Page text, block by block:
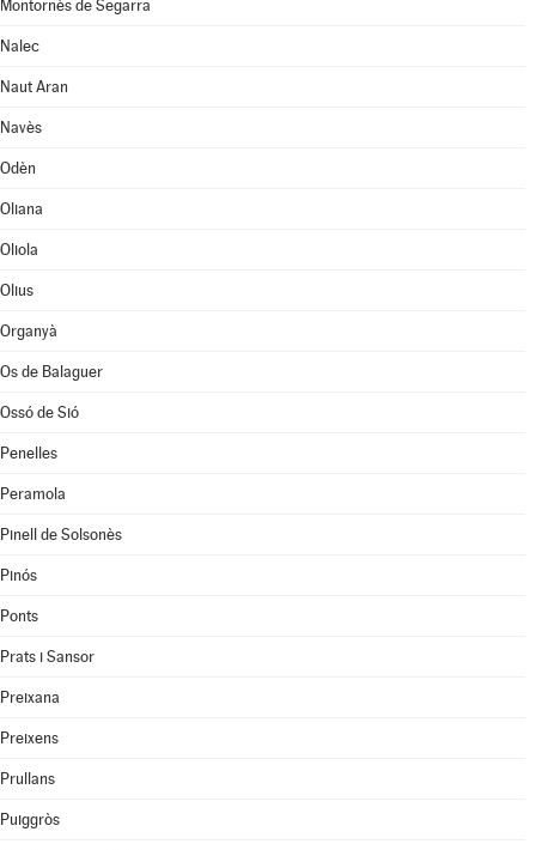
Montornès de Segarra
Nalec
Naut Aran
Navès
Odèn
Oliana
Oliola
Olius
Organyà
Os de Balaguer
Ossó de Sió
Penelles
Peramola
Pinell de Solsonès
Pinós
Ponts
Prats i Sansor
Preixana
Preixens
Prullans
Puiggròs